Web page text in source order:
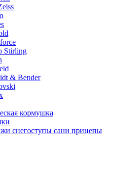
Stirling
& Bender
кормушка
снегоступы сани прицепы